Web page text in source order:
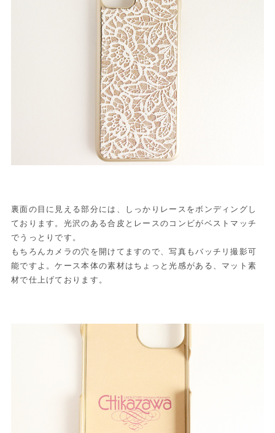
裏面の目に見える部分には、しっかりレースをボンディングし
ております。光沢のある合皮とレースのコンビがベストマッチ
でうっとりです。
もちろんカメラの穴を開けてますので、写真もバッチリ撮影可
能ですよ。ケース本体の素材はちょっと光感がある、マット素
材で仕上げております。